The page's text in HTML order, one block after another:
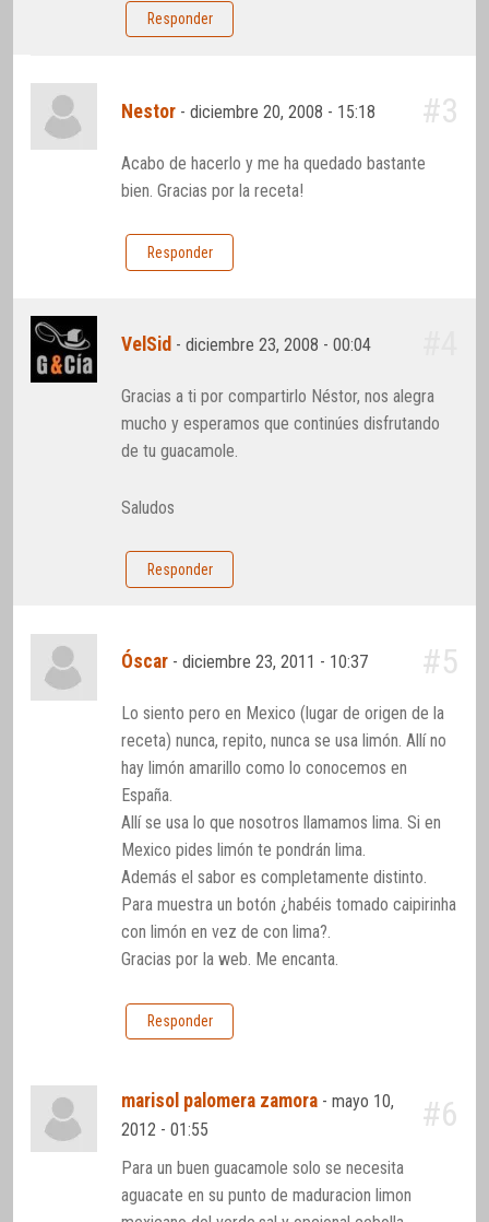
Responder
Nestor -diciembre 20, 2008 - 15:18 #3
Acabo de hacerlo y me ha quedado bastante
bien. Gracias por la receta!
Responder
VelSid -diciembre 23, 2008 - 00:04
Gracias a ti por compartirlo Néstor, nos alegra
mucho y esperamos que continúes disfrutando
de tu guacamole.
Saludos
Responder
Óscar -diciembre 23, 2011 - 10:37 #5
Lo siento pero en Mexico (lugar de origen de la
receta) nunca, repito, nunca se usa limón. Allí no
hay limón amarillo como lo conocemos en
España.
Allí se usa lo que nosotros llamamos lima. Si en
Mexico pides limón te pondrán lima.
Además el sabor es completamente distinto.
Para muestra un botón ¿habéis tomado caipirinha
con limón en vez de con lima?.
Gracias por la web. Me encanta.
Responder
marisol palomera zamora -mayo 10,
2012 - 01:55
#6
Para un buen guacamole solo se necesita
aguacate en su punto de maduracion limon